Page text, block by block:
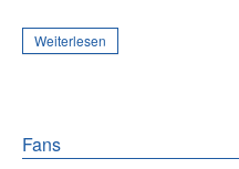
Weiterlesen
Fans